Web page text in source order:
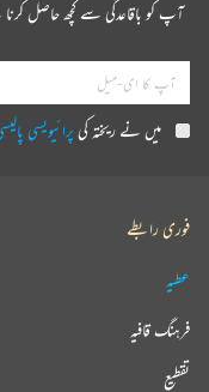
آپ کو باقاعدگی سے کچھ حاصل
میں نے ریختہ کیپرائیویسی
فوری رابطے
عطیہ
فرہنگ قافیہ
تقطیع